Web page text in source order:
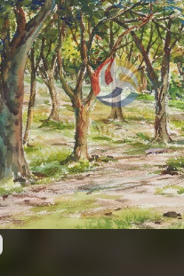
受著作權法保護-僅限於本平台有限度公開瀏覽